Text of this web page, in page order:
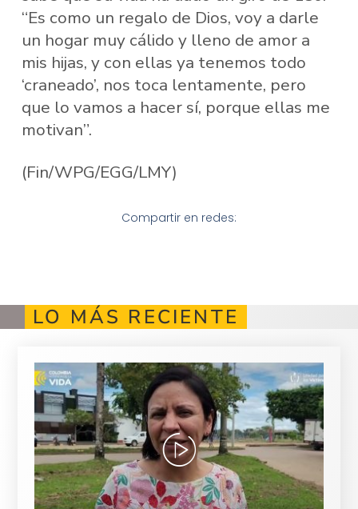
“Es como un regalo de Dios, voy a darle
un hogar muy cálido y lleno de amor a
mis hijas, y con ellas ya tenemos todo
‘craneado’, nos toca lentamente, pero
que lo vamos a hacer sí, porque ellas me
motivan”.
(Fin/WPG/EGG/LMY)
Compartir en redes:
LO MÁS RECIENTE